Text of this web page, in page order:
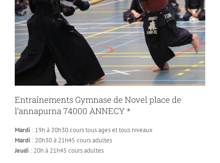
Entraînements Gymnase de Novel place de
l’annapurna 74000 ANNECY *
Mardi : 19h à 20h30 cours tous ages et tous niveaux
Mardi : 20h30 à 21h45 cours adultes
Jeudi : 20h à 21h45 cours adultes